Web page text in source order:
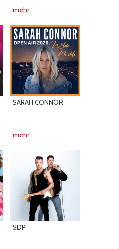
mehr
SARAH CONNOR
mehr
SDP